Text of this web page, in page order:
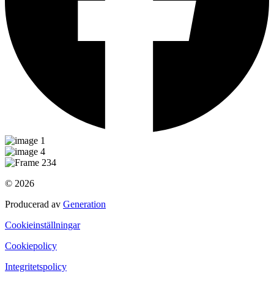
© 2026
Producerad av Generation
Cookieinställningar
Cookiepolicy
Integritetspolicy